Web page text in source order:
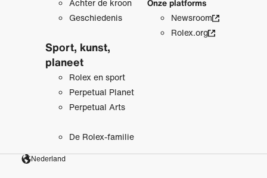
Achter de kroon
Geschiedenis
Sport, kunst,
planeet
Rolex en sport
Perpetual Planet
Perpetual Arts
De Rolex-familie
Onze platforms
Newsroom
Rolex.org
Nederland